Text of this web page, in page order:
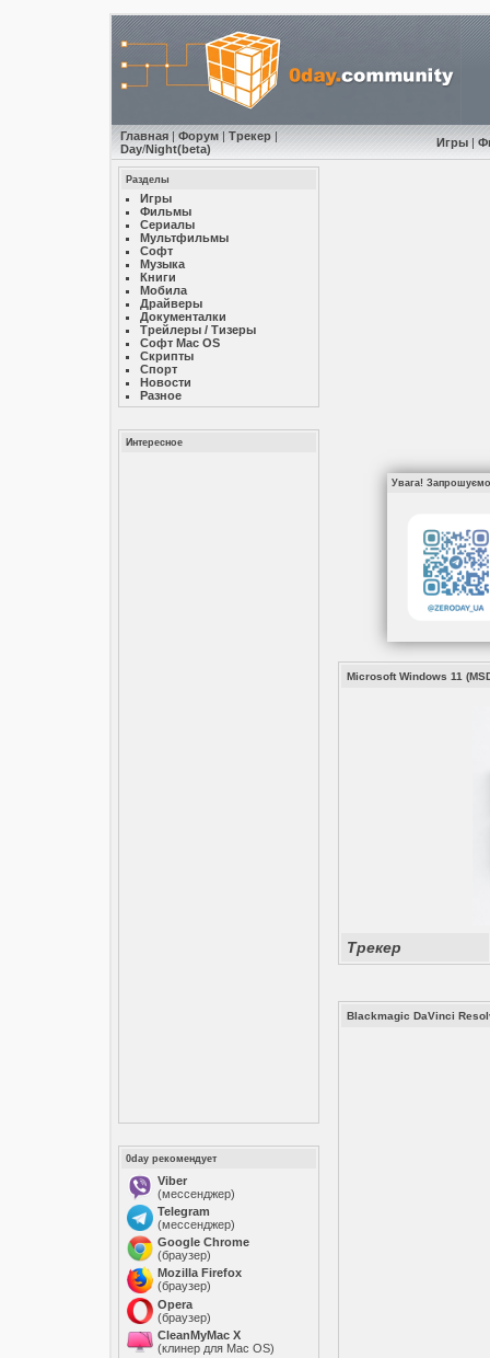
Главная| Форум| Трекер|
Day/Night(beta) Игры|
Разделы
Игры
Фильмы
Сериалы
Мультфильмы
Софт
Музыкa
Книги
Мобила
Драйверы
Документалки
Трейлеры / Тизеры
Софт Mac OS
Скрипты
Спорт
Новости
Разное
Интересное
0day рекомендует
Viber
(мессенджер)
Telegram
(мессенджер)
Google Chrome
(браузер)
Mozilla Firefox
(браузер)
Opera
(браузер)
CleanMyMac X
(клинер для Mac OS)
Увага! Запрошуємо
Microsoft Windows 11
Трекер
Blackmagic DaVinci